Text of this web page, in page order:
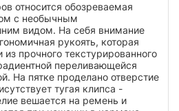
относится обозреваемая
с необычным
видом. На себя внимание
рукоять, которая
прочного текстурированного
переливающейся
На пятке проделано отверстие
тугая клипса -
вешается на ремень и